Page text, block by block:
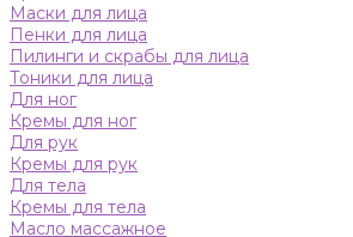
Маски для лица
Пенки для лица
Пилинги и скрабы для лица
Тоники для лица
Для ног
Кремы для ног
Для рук
Кремы для рук
Для тела
Кремы для тела
Масло массажное